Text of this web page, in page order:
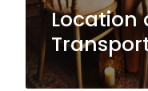
Location